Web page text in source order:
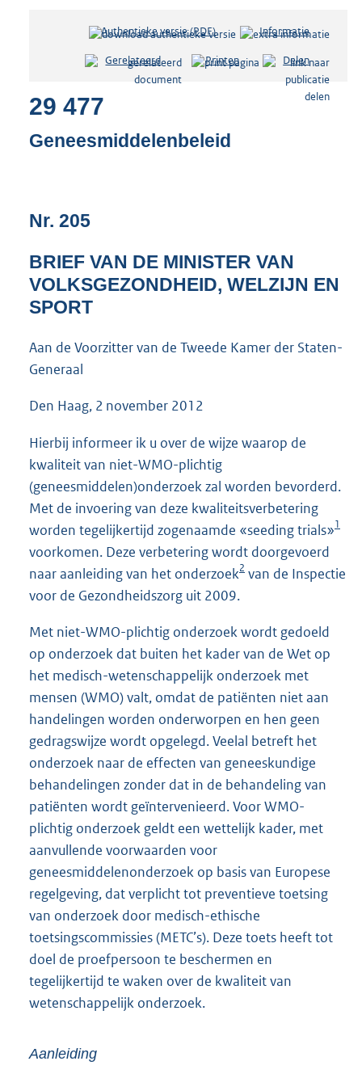
Authentieke versie (PDF)b
s
d
s
e
:
b
Informatie
Gerelateerd Printen Delen
29 477
Geneesmiddelenbeleid
Nr. 205
BRIEF VAN DE MINISTER VAN
VOLKSGEZONDHEID, WELZIJN EN
SPORT
Aan de Voorzitter van de Tweede Kamer der Staten-
Generaal
Den Haag, 2 november 2012
Hierbij informeer ik u over de wijze waarop de
kwaliteit van niet-WMO-plichtig
(geneesmiddelen)onderzoek zal worden bevorderd.
Met de invoering van deze kwaliteitsverbetering
worden tegelijkertijd zogenaamde «seeding trials»1
voorkomen. Deze verbetering wordt doorgevoerd
naar aanleiding van het onderzoek2 van de Inspectie
voor de Gezondheidszorg uit 2009.
Met niet-WMO-plichtig onderzoek wordt gedoeld
op onderzoek dat buiten het kader van de Wet op
het medisch-wetenschappelijk onderzoek met
mensen (WMO) valt, omdat de patiënten niet aan
handelingen worden onderworpen en hen geen
gedragswijze wordt opgelegd. Veelal betreft het
onderzoek naar de effecten van geneeskundige
behandelingen zonder dat in de behandeling van
patiënten wordt geïntervenieerd. Voor WMO-
plichtig onderzoek geldt een wettelijk kader, met
aanvullende voorwaarden voor
geneesmiddelenonderzoek op basis van Europese
regelgeving, dat verplicht tot preventieve toetsing
van onderzoek door medisch-ethische
toetsingscommissies (METC’s). Deze toets heeft tot
doel de proefpersoon te beschermen en
tegelijkertijd te waken over de kwaliteit van
wetenschappelijk onderzoek.
Aanleiding